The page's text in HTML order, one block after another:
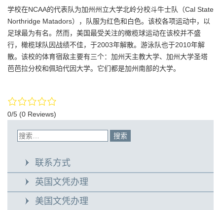
学校在NCAA的代表队为加州州立大学北岭分校斗牛士队（Cal State
Northridge Matadors），队服为红色和白色。该校各项运动中，以
足球最为有名。然而，美国最受关注的橄榄球运动在该校并不盛
行，橄榄球队因战绩不佳，于2003年解散。游泳队也于2010年解
散。该校的体育宿敌主要有三个：加州天主教大学、加州大学圣塔
芭芭拉分校和佩珀代因大学。它们都是加州南部的大学。
0/5 (0 Reviews)
联系方式
英国文凭办理
美国文凭办理